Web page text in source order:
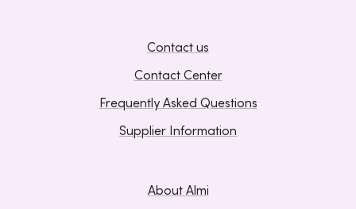
Contact us
Contact Center
Frequently Asked Questions
Supplier Information
About Almi